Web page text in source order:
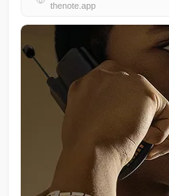
thenote.app